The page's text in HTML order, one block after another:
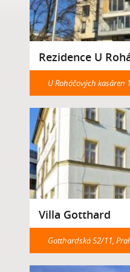
Rezidence U
U Roháčových kasáren
Villa Gotthard
Gotthardská 52/11,